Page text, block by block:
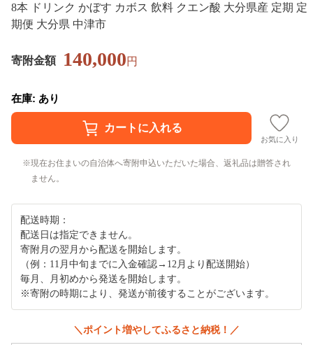
8本 ドリンク かぼす カボス 飲料 クエン酸 大分県産 定期 定
期便 大分県 中津市
寄附金額 140,000円
在庫: あり
お気に入り
現在お住まいの自治体へ寄附申込いただいた場合、返礼品は贈答され
ません。
配送時期：
配送日は指定できません。
寄附月の翌月から配送を開始します。
（例：11月中旬までに入金確認→12月より配送開始）
毎月、月初めから発送を開始します。
※寄附の時期により、発送が前後することがございます。
＼ポイント増やしてふるさと納税！／